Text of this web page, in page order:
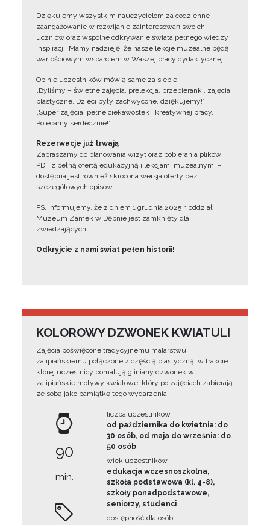
Dziękujemy wszystkim nauczycielom za codzienne
zaangażowanie w rozwijanie zainteresowań swoich
uczniów oraz wspólne odkrywanie świata pełnego wiedzy i
inspiracji. Mamy nadzieję, że nasze lekcje muzealne będą
wartościowym wsparciem w Waszej pracy dydaktycznej.
Opinie uczestników mówią same za siebie:
„Byliśmy – świetne zajęcia, prelekcja, przebieranki, zajęcia
plastyczne. Dzieci były zachwycone, dziękujemy!”
„Super zajęcia, pełne ciekawostek i kreatywnej pracy.
Polecamy serdecznie!”
Rezerwacje już trwają
Zapraszamy do planowania wizyt oraz pobierania plików
PDF z pełną ofertą edukacyjną i lekcjami muzealnymi –
dostępna jest również skrócona wersja oferty bez
szczegółowych opisów.
PS. Informujemy, że z dniem 1 grudnia 2025 r. oddział
Muzeum Zamek w Dębnie jest zamknięty dla
zwiedzających.
Odkryjcie z nami świat pełen historii!
KOLOROWY DZWONEK KWIATULI
Zajęcia poświęcone tradycyjnemu malarstwu
zalipiańskiemu połączone z częścią plastyczną, w trakcie
której uczestnicy pomalują gliniany dzwonek w
zalipiańskie motywy kwiatowe, który po zajęciach zabierają
ze sobą jako pamiątkę tego wydarzenia.
90
min.
liczba uczestników
od października do kwietnia: do
30 osób, od maja do września: do
50 osób
wiek uczestników
edukacja wczesnoszkolna,
szkoła podstawowa (kl. 4-8),
szkoły ponadpodstawowe,
seniorzy, studenci
dostępność dla osób